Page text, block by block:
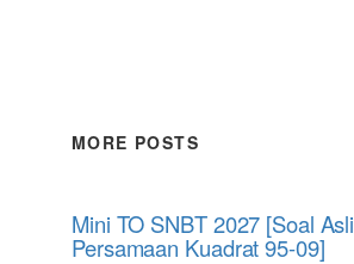
MORE POSTS
Mini TO SNBT 2027 [Soal Asli
Persamaan Kuadrat 95-09]